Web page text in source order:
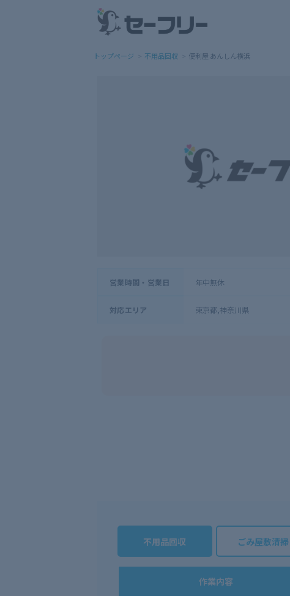
トップページ 不用品回収 便利屋 あんしん横浜
営業時間・営業日 年中無休
対応エリア 東京都,神奈川県
不用品回収 ごみ屋敷清掃
作業内容